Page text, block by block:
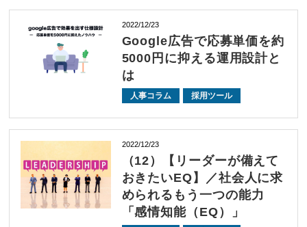
2022/12/23
Google広告で応募単価を約
5000円に抑える運用設計と
は
人事コラム 採用ツール
2022/12/23
（12）【リーダーが備えて
おきたいEQ】／社会人に求
められるもう一つの能力
「感情知能（EQ）」